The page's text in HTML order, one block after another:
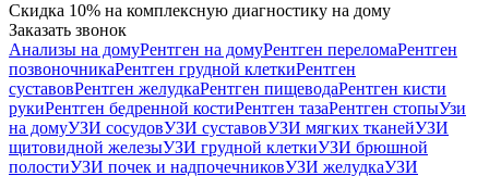
Скидка 10% на комплексную диагностику на дому
Заказать звонок
Анализы на домуРентген на домуРентген переломаРентген
позвоночникаРентген грудной клеткиРентген
суставовРентген желудкаРентген пищеводаРентген кисти
рукиРентген бедренной костиРентген тазаРентген стопыУзи
на домуУЗИ сосудовУЗИ суставовУЗИ мягких тканейУЗИ
щитовидной железыУЗИ грудной клеткиУЗИ брюшной
полостиУЗИ почек и надпочечниковУЗИ желудкаУЗИ